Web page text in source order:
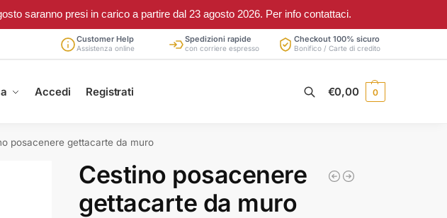
saranno presi in carico a partire dal 23 agosto 2026. Per info contattaci.
Customer Help
Assistenza online
Spedizioni rapide
con corriere espresso
Checkout 100% sicuro
Bonifico / Carte di credito
Accedi Registrati €0,00 0
posacenere gettacarte da muro
Cestino posacenere
gettacarte da muro